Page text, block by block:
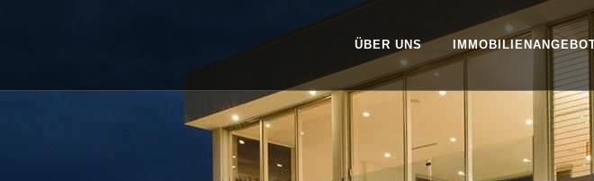
ÜBER UNS